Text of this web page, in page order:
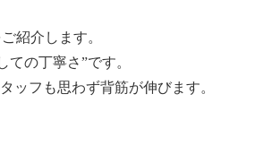
紹介します。
の丁寧さ”です。
ッフも思わず背筋が伸びます。